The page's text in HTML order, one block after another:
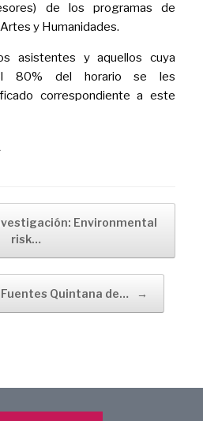
de los programas de
y Humanidades.
asistentes y aquellos cuya
80% del horario se les
correspondiente a este
Environmental
risk…
Quintana de… →